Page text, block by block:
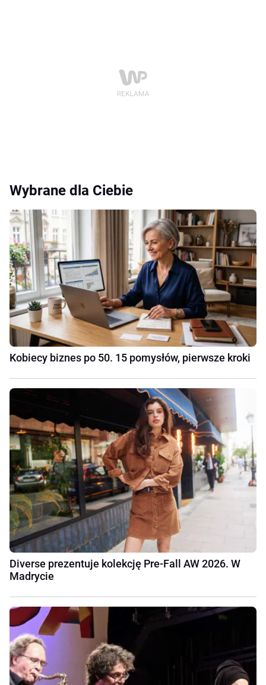
Wybrane dla Ciebie
Kobiecy biznes po 50. 15 pomysłów, pierwsze kroki
Diverse prezentuje kolekcję Pre-Fall AW 2026. W
Madrycie